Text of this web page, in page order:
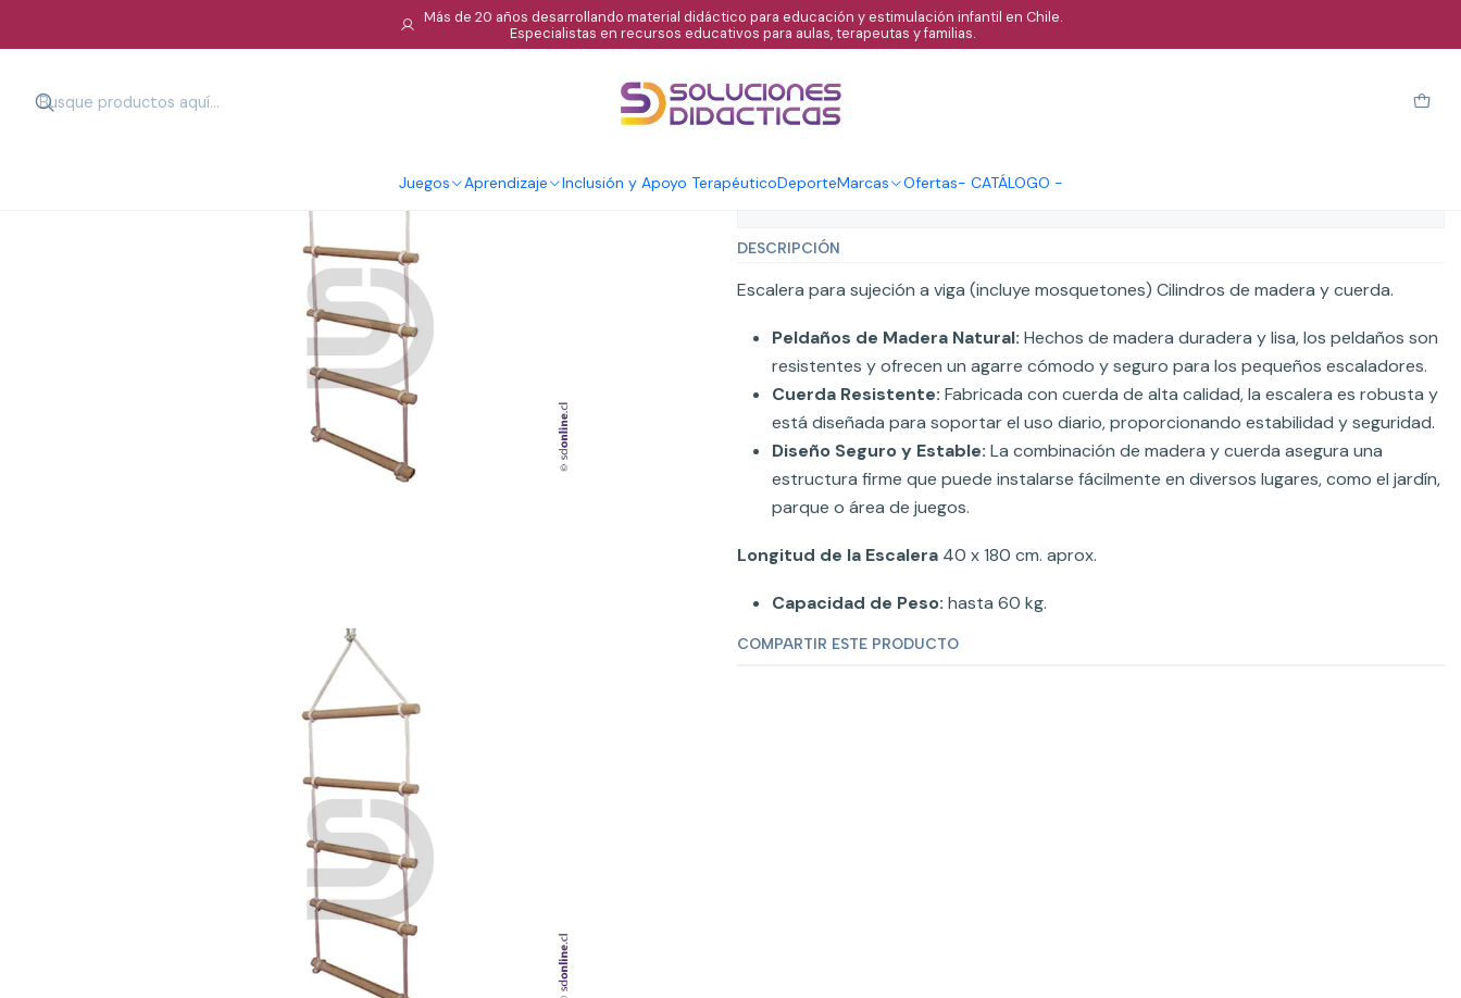
Juegos Aprendizaje Inclusión y Apoyo TerapéuticoDeporteMarcas Ofertas- CATÁLOGO -
Más de 20 años desarrollando material didáctico para educación y estimulación infantil en Chile.
Especialistas en recursos educativos para aulas, terapeutas y familias.
|
Escalera De Cuerdas para trepar
DESCRIPCIÓN
Escalera para sujeción a viga (incluye mosquetones) Cilindros de madera y cuerda.
Peldaños de Madera Natural: Hechos de madera duradera y lisa, los peldaños son
resistentes y ofrecen un agarre cómodo y seguro para los pequeños escaladores.
Cuerda Resistente: Fabricada con cuerda de alta calidad, la escalera es robusta y
está diseñada para soportar el uso diario, proporcionando estabilidad y seguridad.
Diseño Seguro y Estable: La combinación de madera y cuerda asegura una
estructura firme que puede instalarse fácilmente en diversos lugares, como el jardín,
parque o área de juegos.
Longitud de la Escalera 40 x 180 cm. aprox.
Capacidad de Peso: hasta 60 kg.
COMPARTIR ESTE PRODUCTO